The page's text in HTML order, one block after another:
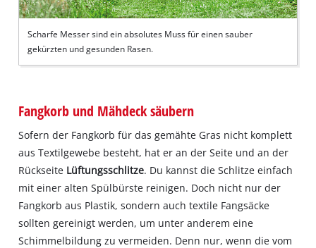
Scharfe Messer sind ein absolutes Muss für einen sauber
gekürzten und gesunden Rasen.
Fangkorb und Mähdeck säubern
Sofern der Fangkorb für das gemähte Gras nicht komplett
aus Textilgewebe besteht, hat er an der Seite und an der
Rückseite Lüftungsschlitze. Du kannst die Schlitze einfach
mit einer alten Spülbürste reinigen. Doch nicht nur der
Fangkorb aus Plastik, sondern auch textile Fangsäcke
sollten gereinigt werden, um unter anderem eine
Schimmelbildung zu vermeiden. Denn nur, wenn die vom